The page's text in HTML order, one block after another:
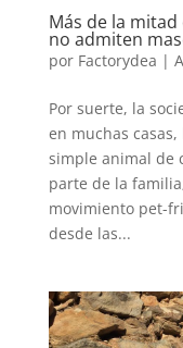
Más de la mitad
no admiten
por Factorydea |
Por suerte, la
en muchas
simple animal de
parte de la
movimiento pet-
desde las...